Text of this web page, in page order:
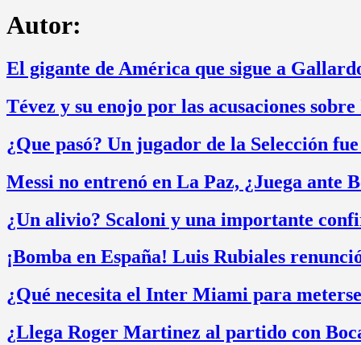
Autor:
El gigante de América que sigue a
Tévez y su enojo por las acusaciones
¿Que pasó? Un jugador de la Selección
Messi no entrenó en La Paz, ¿Juega ante
¿Un alivio? Scaloni y una importante
¡Bomba en España! Luis Rubiales
¿Qué necesita el Inter Miami para
¿Llega Roger Martinez al partido con